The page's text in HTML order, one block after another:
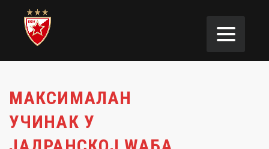
МАКСИМАЛАН
УЧИНАК У